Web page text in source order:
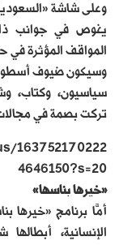
وعلى شاشة
يغوص في جوانب
المواقف المؤثرة في
وسيكون ضيوف
سياسيون، وكتاب،
تركت بصمة في
163752170222
4646150?s=20
«خيرها بناسها»
أمَّا برنامج «خيرها
الإنسانية،